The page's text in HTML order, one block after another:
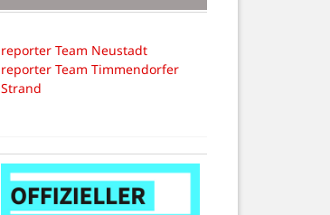
reporter Team Neustadt
reporter Team Timmendorfer
Strand